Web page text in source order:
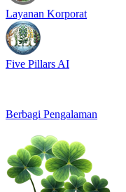
Layanan Korporat
Five Pillars AI
Berbagi Pengalaman